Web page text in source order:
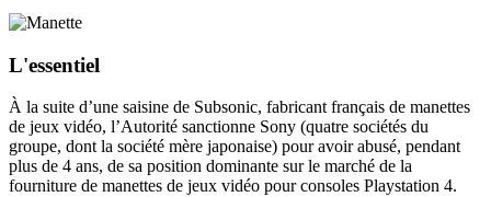
L'essentiel
À la suite d’une saisine de Subsonic, fabricant français de manettes
de jeux vidéo, l’Autorité sanctionne Sony (quatre sociétés du
groupe, dont la société mère japonaise) pour avoir abusé, pendant
plus de 4 ans, de sa position dominante sur le marché de la
fourniture de manettes de jeux vidéo pour consoles Playstation 4.